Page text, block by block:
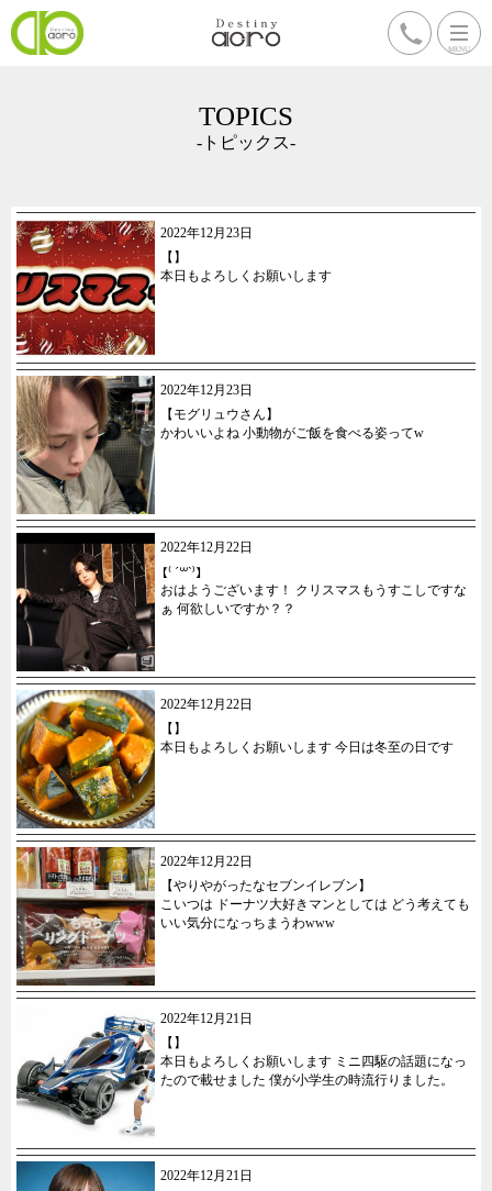
TOPICS
-トピックス-
2022年12月23日
【】
本日もよろしくお願いします
2022年12月23日
【モグリュウさん】
かわいいよね 小動物がご飯を食べる姿ってw
2022年12月22日
【⁽ ´꒳`⁾】
おはようございます！ クリスマスもうすこしですな
ぁ 何欲しいですか？？
2022年12月22日
【】
本日もよろしくお願いします 今日は冬至の日です
2022年12月22日
【やりやがったなセブンイレブン】
こいつは ドーナツ大好きマンとしては どう考えても
いい気分になっちまうわwww
2022年12月21日
【】
本日もよろしくお願いします ミニ四駆の話題になっ
たので載せました 僕が小学生の時流行りました。
2022年12月21日